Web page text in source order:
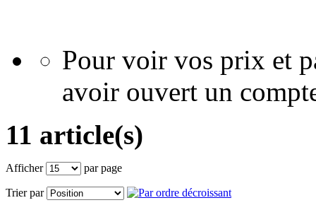
Pour voir vos prix et
avoir ouvert un
11 article(s)
Afficher par page
Trier par